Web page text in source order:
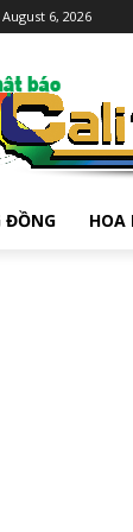
6, 2026
ĐỒNG HOA